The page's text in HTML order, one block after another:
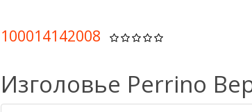
100014142008
Изголовье Perrino